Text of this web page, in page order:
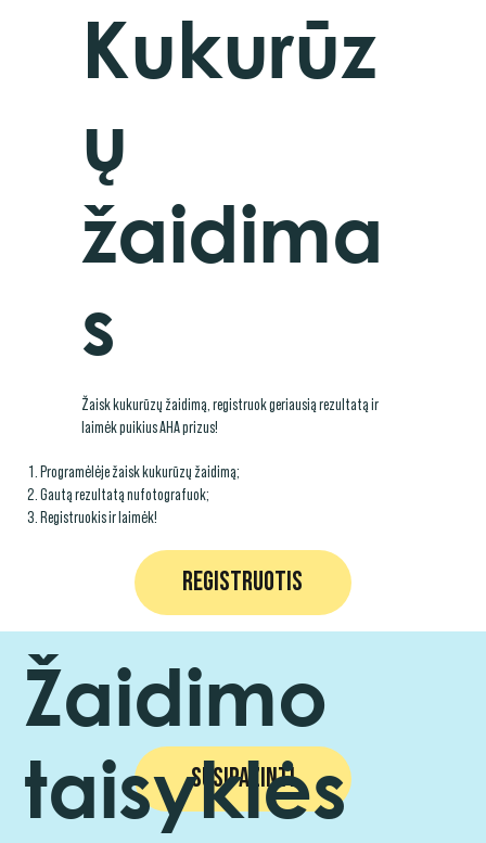
Kukurūz
ų
žaidima
s
Žaisk kukurūzų žaidimą, registruok geriausią rezultatą ir
laimėk puikius AHA prizus!
Programėlėje žaisk kukurūzų žaidimą;
Gautą rezultatą nufotografuok;
Registruokis ir laimėk!
REGISTRUOTIS
SUSIPAŽINTI
Žaidimo
taisyklės